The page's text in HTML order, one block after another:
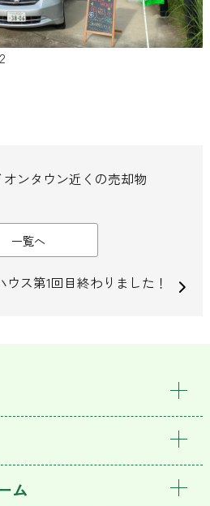
ンタウン近くの売却物
一覧へ
ウス第1回目終わりました！
ム